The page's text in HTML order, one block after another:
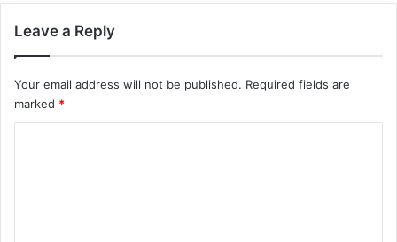
Leave a Reply
Your email address will not be published. Required fields are
marked *